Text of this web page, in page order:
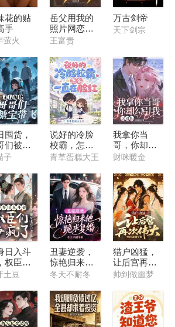
花的贴
手
萤火
岳父用我的
照片网恋七
个富婆后
王富贵
万古剑帝
天下剑宗
囤货，
们被糖
飞
子
说好的冷脸
校霸，怎么
一直在脸红
青草蛋糕大王
我拿你当
哥，你却勾
引我，这对
财咪暖金
日入斗
权臣们
了
土豆
丑妻逆袭，
惊艳归来他
跪求复婚
冬天不耐冬
猎户凶猛，
让后宫再次
伟大
帅到做噩梦